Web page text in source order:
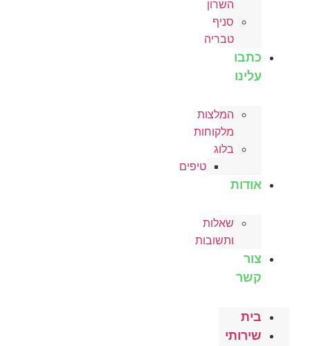
השרון
סניף
טבריה
כתבו
עלינו
המלצות
מלקוחות
בלוג
טיפים
אודות
שאלות
ותשובות
צור
קשר
בית
שירותי